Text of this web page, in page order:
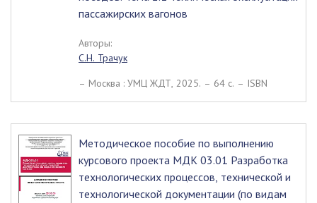
пассажирских вагонов
Авторы:
С.Н. Трачук
– Москва : УМЦ ЖДТ, 2025. – 64 c. – ISBN
Методическое пособие по выполнению
курсового проекта МДК 03.01 Разработка
технологических процессов, технической и
технологической документации (по видам